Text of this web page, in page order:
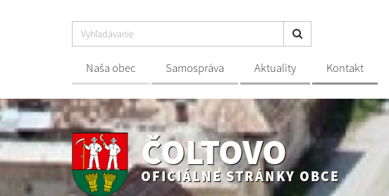
Naša obec Samospráva Aktuality Kontakt
ČOLTOVO
OFICIÁLNE STRÁNKY OBCE